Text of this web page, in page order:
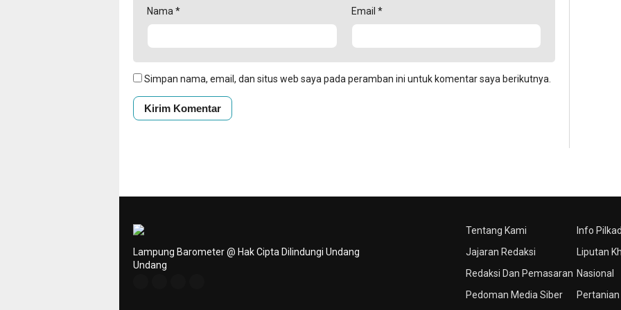
Nama * Email *
Simpan nama, email, dan situs web saya pada peramban ini untuk komentar saya berikutnya.
Tentang Kami
Jajaran Redaksi
Redaksi Dan Pemasaran
Pedoman Media Siber
Info
Liputan
Nasional
Pertanian
Lampung Barometer @ Hak Cipta Dilindungi Undang
Undang